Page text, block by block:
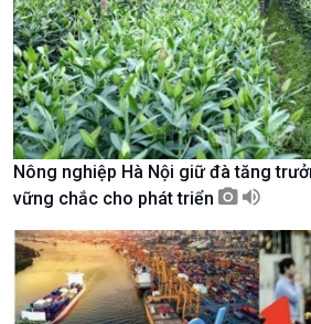
Nông nghiệp Hà Nội giữ đà tăng
vững chắc cho phát triển